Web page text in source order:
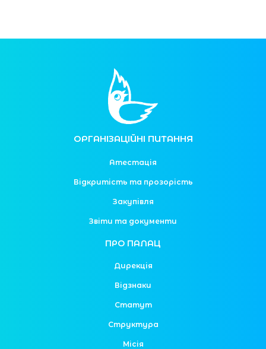
ОРГАНІЗАЦІЙНІ ПИТАННЯ
Атестація
Відкритість та прозорість
Закупівля
Звіти та документи
ПРО ПАЛАЦ
Дирекція
Відзнаки
Статут
Структура
Місія